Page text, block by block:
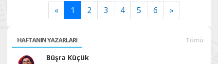
« 1 2 3 4 5 6 »
HAFTANIN YAZARLARI Tümü
Büşra Küçük